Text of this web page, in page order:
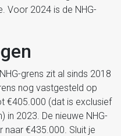
Voor 2024 is de NHG-
grens zit al sinds 2018
nog vastgesteld op
€405.000 (dat is exclusief
in 2023. De nieuwe NHG-
€435.000. Sluit je